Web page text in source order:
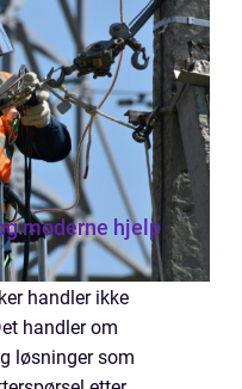
handler ikke
handler om
løsninger som